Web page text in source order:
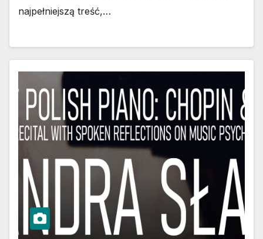
najpełniejszą treść,…